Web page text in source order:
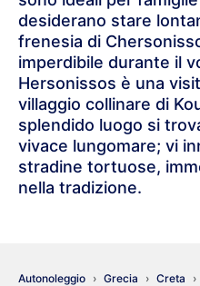
desiderano stare
frenesia di
imperdibile durante il
Hersonissos è una
villaggio collinare di
splendido luogo si
vivace lungomare; vi
stradine tortuose,
nella tradizione.
Autonoleggio Grecia Creta